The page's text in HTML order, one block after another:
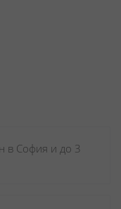
в София и до 3